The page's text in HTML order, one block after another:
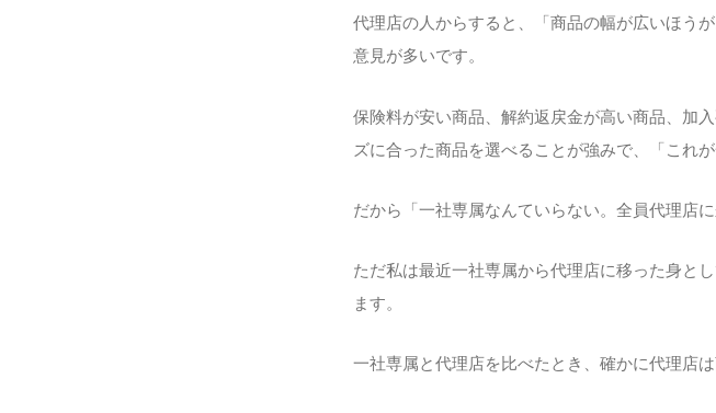
代理店の人からすると、「商品の幅が広いほう
意見が多いです。
保険料が安い商品、解約返戻金が高い商品、加
ズに合った商品を選べることが強みで、「これ
だから「一社専属なんていらない。全員代理店
ただ私は最近一社専属から代理店に移った身と
ます。
一社専属と代理店を比べたとき、確かに代理店